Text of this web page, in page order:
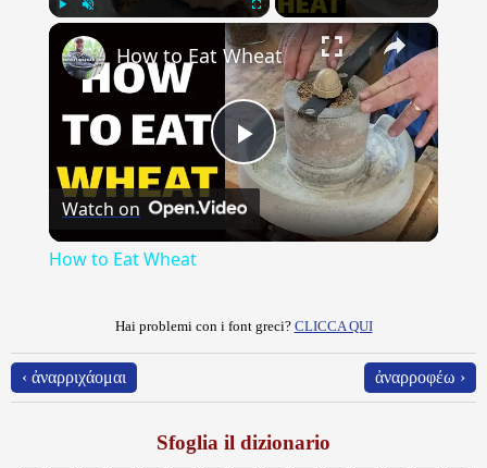
Fullscreen ×
Play
Video
How to Eat Wheat
Watch on
How to Eat Wheat
Hai problemi con i font greci? CLICCA QUI
‹ ἀναρριχάομαι ἀναρροφέω ›
Sfoglia il dizionario